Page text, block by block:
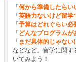
「 何から準備したらい
「 英語力ないけど留学
「 予算はどれぐらい必
「 どんなプログラムが
「 まだ具体的じゃない
などなど。留学に関す
いてみよう！